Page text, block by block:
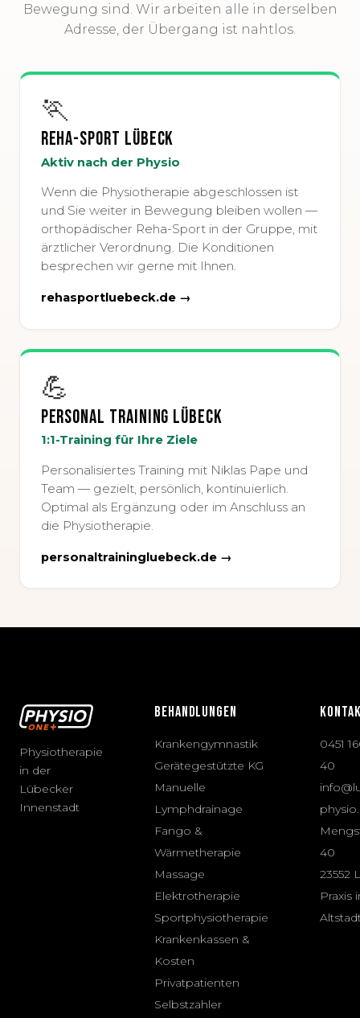
Bewegung sind. Wir arbeiten alle in derselben
Adresse, der Übergang ist nahtlos.
🏃
Reha-Sport Lübeck
Aktiv nach der Physio
Wenn die Physiotherapie abgeschlossen ist
und Sie weiter in Bewegung bleiben wollen —
orthopädischer Reha-Sport in der Gruppe, mit
ärztlicher Verordnung. Die Konditionen
besprechen wir gerne mit Ihnen.
rehasportluebeck.de →
💪
Personal Training Lübeck
1:1-Training für Ihre Ziele
Personalisiertes Training mit Niklas Pape und
Team — gezielt, persönlich, kontinuierlich.
Optimal als Ergänzung oder im Anschluss an
die Physiotherapie.
personaltrainingluebeck.de →
Physiotherapie
in der
Lübecker
Innenstadt
BEHANDLUNGEN
Krankengymnastik
Gerätegestützte KG
Manuelle
Lymphdrainage
Fango &
Wärmetherapie
Massage
Elektrotherapie
Sportphysiotherapie
Krankenkassen &
Kosten
Privatpatienten
Selbstzahler
0451
40
40
23552
Praxis